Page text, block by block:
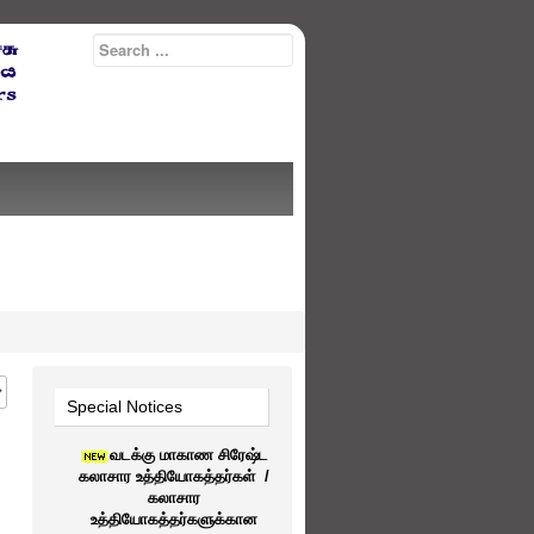
Special Notices
வடக்கு மாகாண சிரேஷ்ட
கலாசார உத்தியோகத்தர்கள் /
கலாசார
உத்தியோகத்தர்களுக்கான